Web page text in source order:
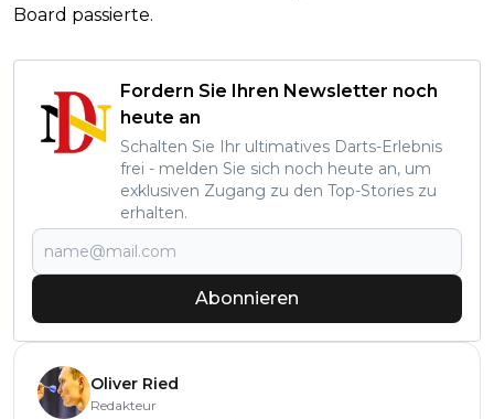
Board passierte.
Fordern Sie Ihren Newsletter noch
heute an
Schalten Sie Ihr ultimatives Darts-Erlebnis
frei - melden Sie sich noch heute an, um
exklusiven Zugang zu den Top-Stories zu
erhalten.
Abonnieren
Oliver Ried
Redakteur